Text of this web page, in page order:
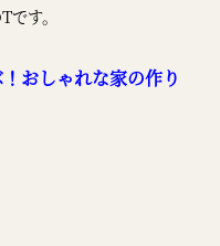
す。
おしゃれな家の作り